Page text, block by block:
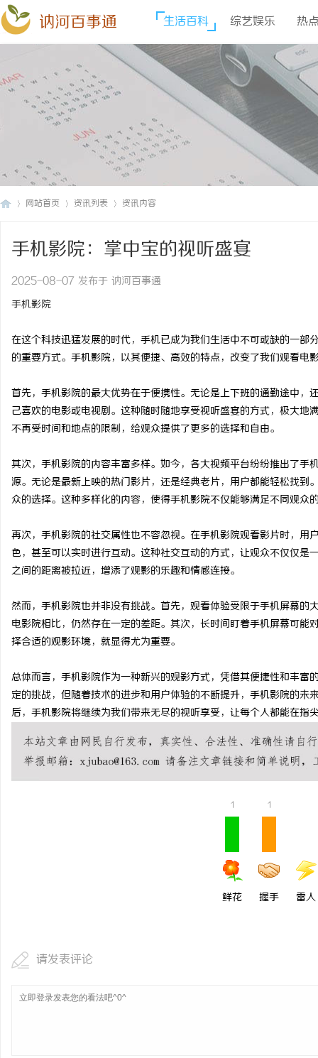
讷河百事通 生活百科 综艺娱乐 热
网站首页 资讯列表 资讯内容
手机影院：掌中宝的视听盛宴
2025-08-07 发布于 讷河百事通
手机影院
在这个科技迅猛发展的时代，手机已成为我们生活中不可或缺的一
的重要方式。手机影院，以其便捷、高效的特点，改变了我们观看电
首先，手机影院的最大优势在于便携性。无论是上下班的通勤途中
己喜欢的电影或电视剧。这种随时随地享受视听盛宴的方式，极大
不再受时间和地点的限制，给观众提供了更多的选择和自由。
其次，手机影院的内容丰富多样。如今，各大视频平台纷纷推出了
源。无论是最新上映的热门影片，还是经典老片，用户都能轻松找
众的选择。这种多样化的内容，使得手机影院不仅能够满足不同观众
再次，手机影院的社交属性也不容忽视。在手机影院观看影片时，
色，甚至可以实时进行互动。这种社交互动的方式，让观众不仅仅
之间的距离被拉近，增添了观影的乐趣和情感连接。
然而，手机影院也并非没有挑战。首先，观看体验受限于手机屏幕
电影院相比，仍然存在一定的差距。其次，长时间盯着手机屏幕可
择合适的观影环境，就显得尤为重要。
总体而言，手机影院作为一种新兴的观影方式，凭借其便捷性和丰
定的挑战，但随着技术的进步和用户体验的不断提升，手机影院的
后，手机影院将继续为我们带来无尽的视听享受，让每个人都能在指
1
鲜花
1
握手 雷人
请发表评论